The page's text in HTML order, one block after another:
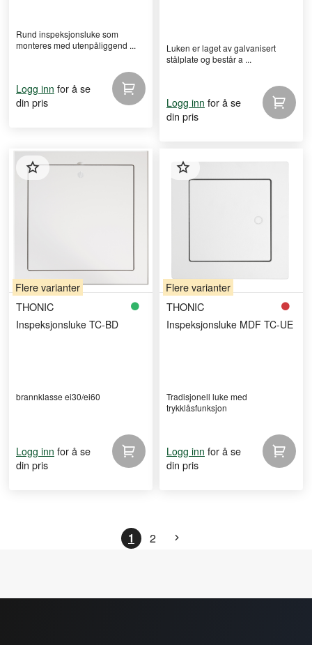
Rund inspeksjonsluke som
monteres med utenpåliggend ...
Logg inn for å se
din pris
Luken er laget av galvanisert
stålplate og består a ...
Logg inn for å se
din pris
Flere varianter
THONIC
Inspeksjonsluke TC-BD
brannklasse ei30/ei60
Logg inn for å se
din pris
Flere varianter
THONIC
Inspeksjonsluke MDF TC-UE
Tradisjonell luke med
trykklåsfunksjon
Logg inn for å se
din pris
1 2